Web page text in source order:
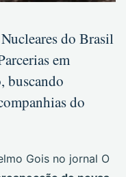
do Brasil
em
buscando
do
Gois no jornal O